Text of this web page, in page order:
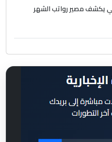
يكشف مصير رواتب الشهر